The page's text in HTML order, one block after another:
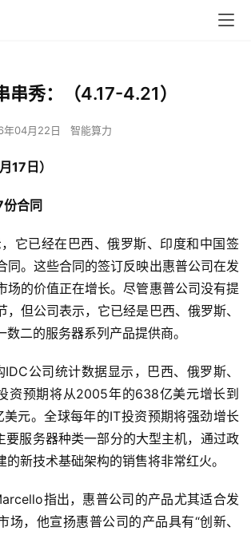
串秀：（4.17-4.21）
年04月22日 智能算力
17日）
合同
它已经在巴西、俄罗斯、印度和中国签
同。这些合同的签订反映出惠普公司在发
场的价值正在增长。尽管惠普公司没有提
，但公司表示，它已经是巴西、俄罗斯、
二的服务器系列产品提供商。
公司统计数据显示，巴西、俄罗斯、
资预期将从2005年的638亿美元增长到
元。全球每年的IT投资预期将强劲增长
要服务器种类一部分的大型主机，通过政
的新技术基础架构的销售将非常红火。
指出，惠普公司的产品尤其适合发
场，他宣扬惠普公司的产品具有“创新、